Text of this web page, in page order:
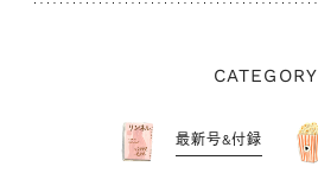
CATEGORY
最新号&付録